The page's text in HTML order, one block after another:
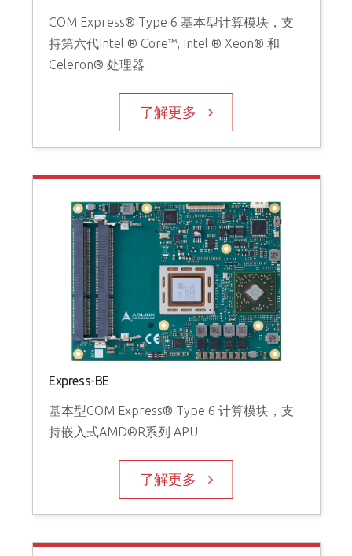
COM Express® Type 6 基本型计算模块，支
持第六代Intel ® Core™, Intel ® Xeon® 和
Celeron® 处理器
了解更多
Express-BE
基本型COM Express® Type 6 计算模块，支
持嵌入式AMD®R系列 APU
了解更多